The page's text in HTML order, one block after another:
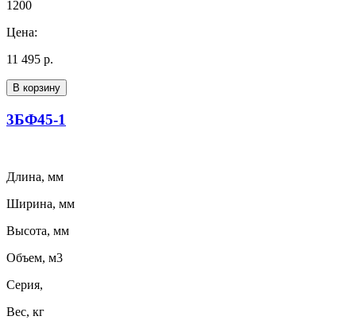
1200
Цена:
11 495 р.
В корзину
3БФ45-1
Длина, мм
Ширина, мм
Высота, мм
Объем, м3
Серия,
Вес, кг